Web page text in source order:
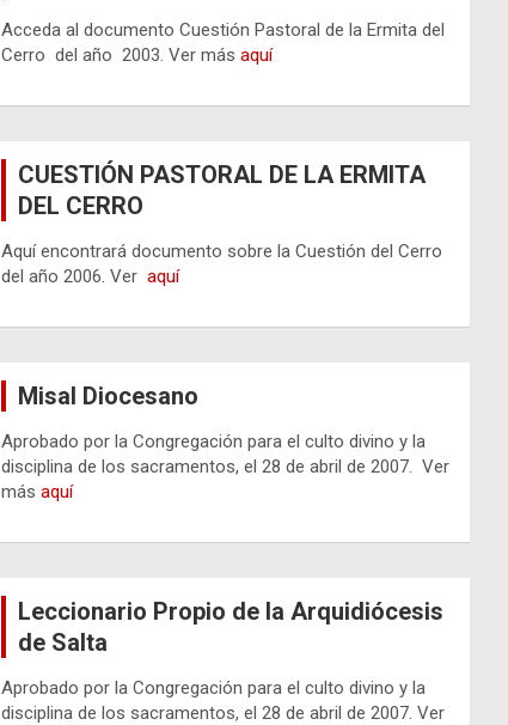
Acceda al documento Cuestión Pastoral de la Ermita del
Cerro del año 2003. Ver másaquí
CUESTIÓN PASTORAL DE LA ERMITA
DEL CERRO
Aquí encontrará documento sobre la Cuestión del Cerro
del año 2006. Veraquí
Misal Diocesano
Aprobado por la Congregación para el culto divino y la
disciplina de los sacramentos, el 28 de abril de 2007. Ver
másaquí
Leccionario Propio de la Arquidiócesis
de Salta
Aprobado por la Congregación para el culto divino y la
disciplina de los sacramentos, el 28 de abril de 2007. Ver